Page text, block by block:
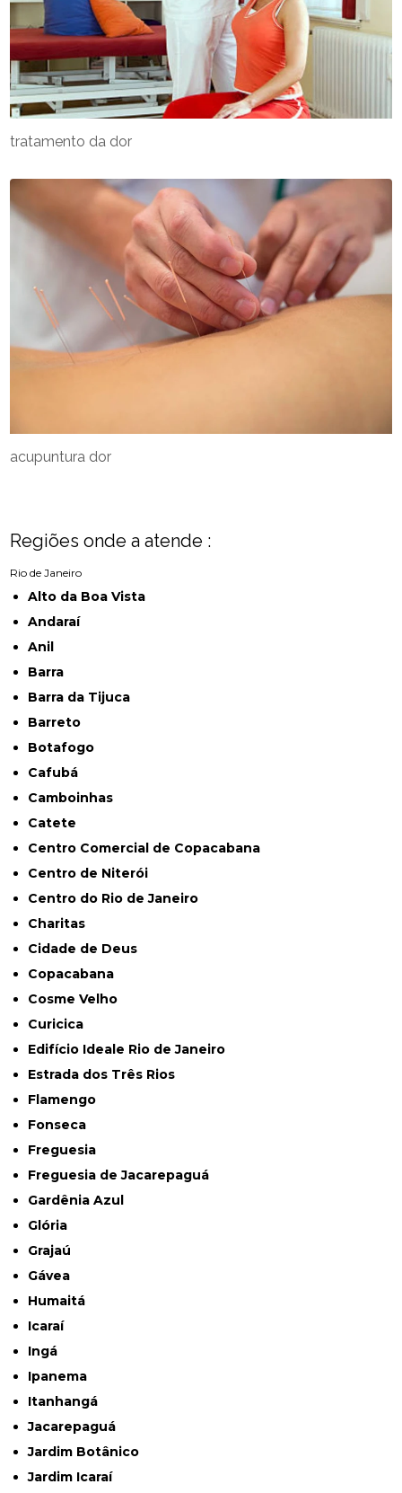
acupuntura dor
tratamento da dor
Regiões onde a atende :
Rio de Janeiro
Alto da Boa Vista
Andaraí
Anil
Barra
Barra da Tijuca
Barreto
Botafogo
Cafubá
Camboinhas
Catete
Centro Comercial de Copacabana
Centro de Niterói
Centro do Rio de Janeiro
Charitas
Cidade de Deus
Copacabana
Cosme Velho
Curicica
Edifício Ideale Rio de Janeiro
Estrada dos Três Rios
Flamengo
Fonseca
Freguesia
Freguesia de Jacarepaguá
Gardênia Azul
Glória
Grajaú
Gávea
Humaitá
Icaraí
Ingá
Ipanema
Itanhangá
Jacarepaguá
Jardim Botânico
Jardim Icaraí